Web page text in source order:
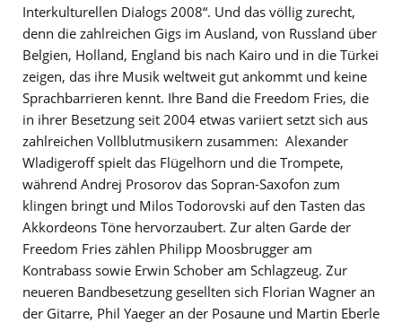
Interkulturellen Dialogs 2008“. Und das völlig zurecht,
denn die zahlreichen Gigs im Ausland, von Russland über
Belgien, Holland, England bis nach Kairo und in die Türkei
zeigen, das ihre Musik weltweit gut ankommt und keine
Sprachbarrieren kennt. Ihre Band die Freedom Fries, die
in ihrer Besetzung seit 2004 etwas variiert setzt sich aus
zahlreichen Vollblutmusikern zusammen: Alexander
Wladigeroff spielt das Flügelhorn und die Trompete,
während Andrej Prosorov das Sopran-Saxofon zum
klingen bringt und Milos Todorovski auf den Tasten das
Akkordeons Töne hervorzaubert. Zur alten Garde der
Freedom Fries zählen Philipp Moosbrugger am
Kontrabass sowie Erwin Schober am Schlagzeug. Zur
neueren Bandbesetzung gesellten sich Florian Wagner an
der Gitarre, Phil Yaeger an der Posaune und Martin Eberle